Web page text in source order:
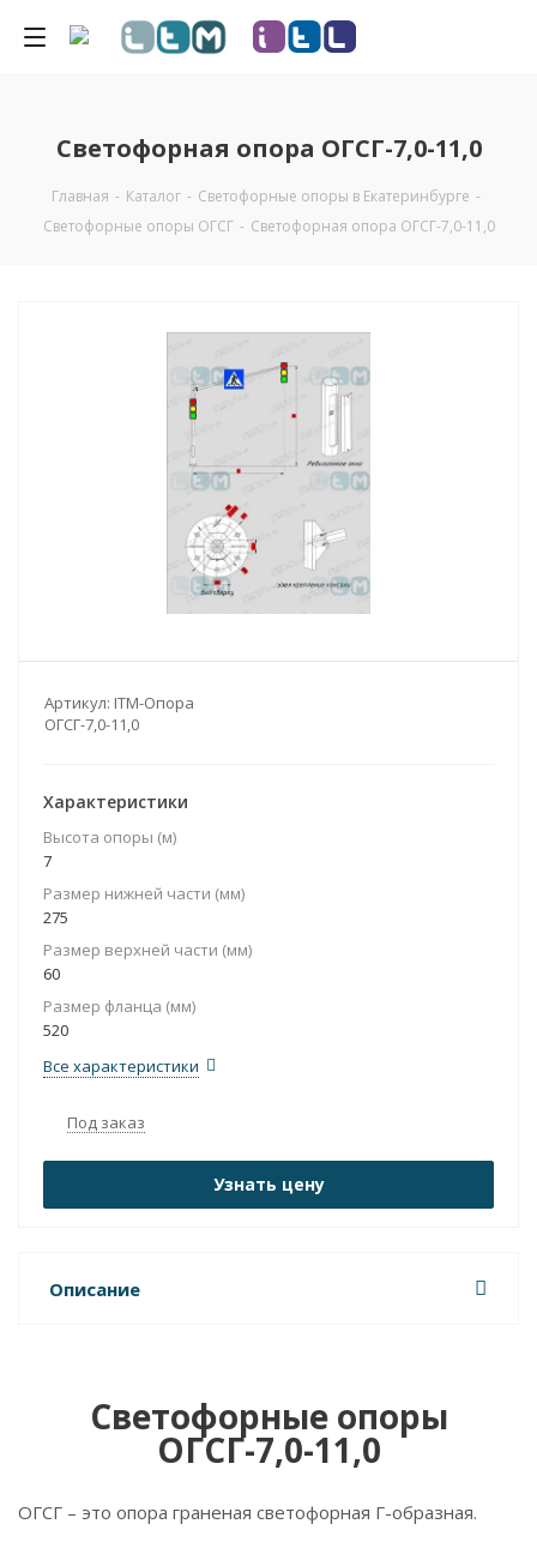
Светофорная опора ОГСГ-7,0-11,0
Главная - Каталог - Светофорные опоры в Екатеринбурге -
Светофорные опоры ОГСГ - Светофорная опора ОГСГ-7,0-11,0
Артикул: ITM-Опора
ОГСГ-7,0-11,0
Характеристики
Высота опоры (м)
7
Размер нижней части (мм)
275
Размер верхней части (мм)
60
Размер фланца (мм)
520
Все характеристики
Под заказ
Узнать цену
Описание
Светофорные опоры
ОГСГ-7,0-11,0
ОГСГ – это опора граненая светофорная Г-образная.